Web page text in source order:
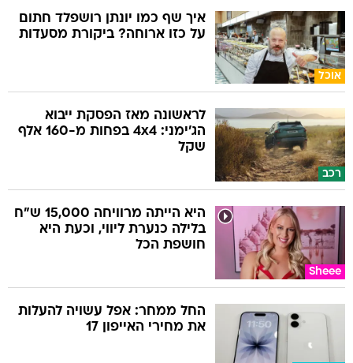
אוכל
איך שף כמו יונתן רושפלד חתום
על כזו ארוחה? ביקורת מסעדות
רכב
לראשונה מאז הפסקת ייבוא
הג'ימני: 4x4 בפחות מ-160 אלף
שקל
Sheee
היא הייתה מרוויחה 15,000 ש"ח
בלילה כנערת ליווי, וכעת היא
חושפת הכל
החל ממחר: אפל עשויה להעלות
את מחירי האייפון 17